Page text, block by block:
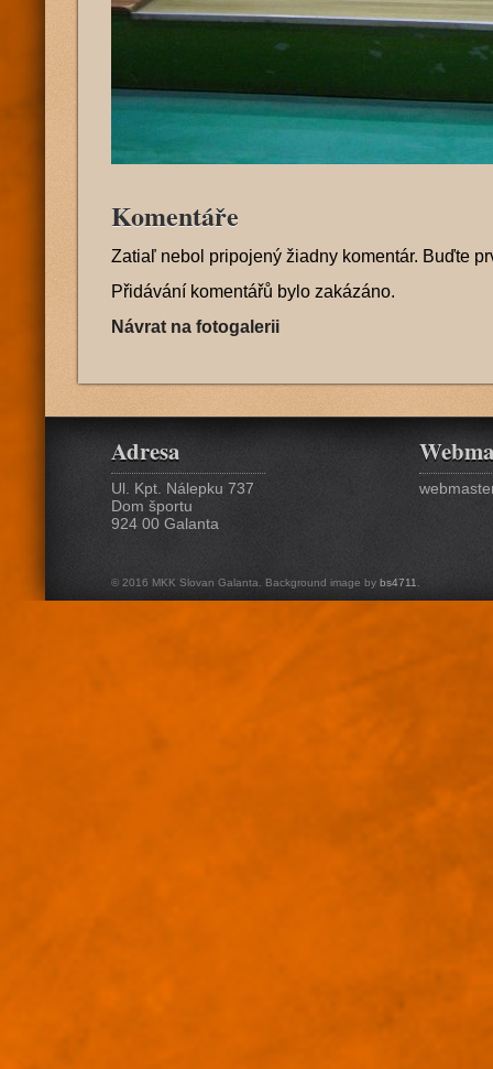
Komentáře
Zatiaľ nebol pripojený žiadny komentár. Buďte
Přidávání komentářů bylo zakázáno.
Návrat na fotogalerii
Adresa
Ul. Kpt. Nálepku 737
Dom športu
924 00 Galanta
© 2016 MKK Slovan Galanta. Background image by bs4711